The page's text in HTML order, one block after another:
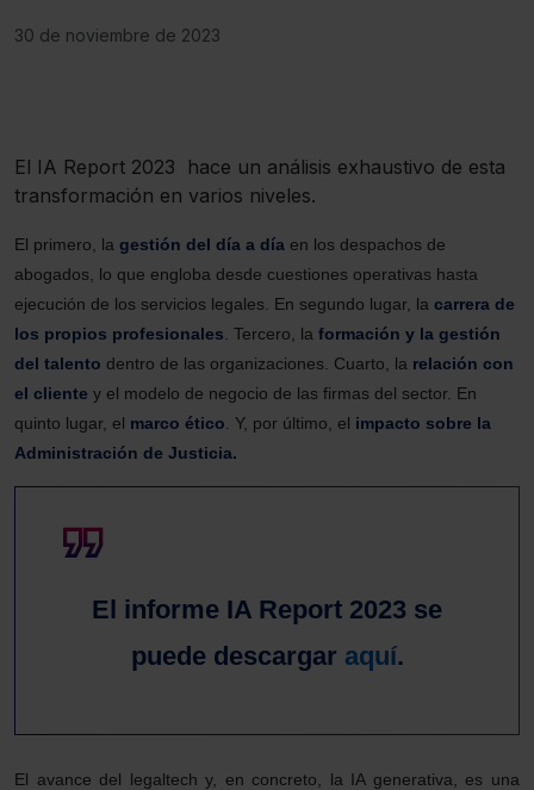
30 de noviembre de 2023
El IA Report 2023 hace un análisis exhaustivo de esta
transformación en varios niveles.
El primero, la gestión del día a día en los despachos de
abogados, lo que engloba desde cuestiones operativas hasta
ejecución de los servicios legales. En segundo lugar, la carrera de
los propios profesionales . Tercero, la formación y la gestión
del talento dentro de las organizaciones. Cuarto, la relación con
el cliente y el modelo de negocio de las firmas del sector. En
quinto lugar, el marco ético . Y, por último, el impacto sobre la
Administración de Justicia.
El informe IA Report 2023 se
puede descargar aquí.
El avance del legaltech y, en concreto, la IA generativa, es una